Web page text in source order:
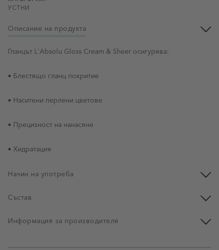
УСТНИ
Описание на продукта
Гланцът L'Absolu Gloss Cream & Sheer осигурява:
• Блестящо гланц покритие
• Наситени перлени цветове
• Прецизност на нанасяне
• Хидратация
Начин на употреба
Състав
Информация за производителя